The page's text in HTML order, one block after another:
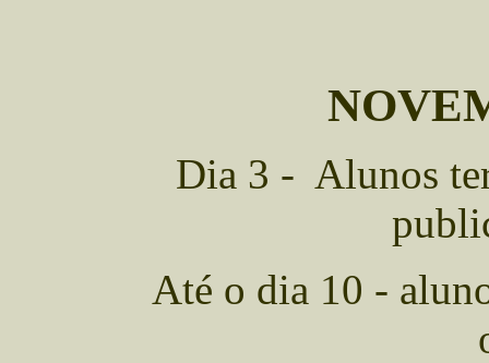
Dia 3 - Alunos
Até o dia 10 -